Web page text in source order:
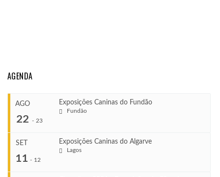
AGENDA
AGO
22 - 23
Exposições Caninas do Fundão
Fundão
SET
11 - 12
Exposições Caninas do Algarve
Lagos